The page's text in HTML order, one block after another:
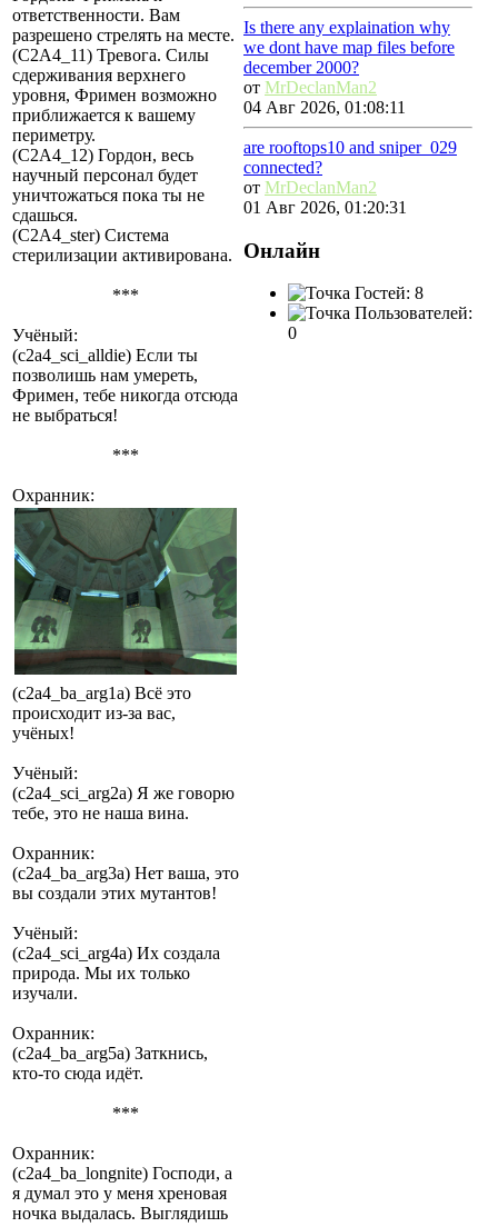
ответственности. Вам
разрешено стрелять на месте.
(C2A4_11) Тревога. Силы
сдерживания верхнего
уровня, Фримен возможно
приближается к вашему
периметру.
(C2A4_12) Гордон, весь
научный персонал будет
уничтожаться пока ты не
сдашься.
(C2A4_ster) Система
стерилизации активирована.
***
Учёный:
(c2a4_sci_alldie) Если ты
позволишь нам умереть,
Фримен, тебе никогда отсюда
не выбраться!
***
Охранник:
(c2a4_ba_arg1a) Всё это
происходит из-за вас,
учёных!
Учёный:
(c2a4_sci_arg2a) Я же говорю
тебе, это не наша вина.
Охранник:
(c2a4_ba_arg3a) Нет ваша, это
вы создали этих мутантов!
Учёный:
(c2a4_sci_arg4a) Их создала
природа. Мы их только
изучали.
Охранник:
(c2a4_ba_arg5a) Заткнись,
кто-то сюда идёт.
***
Охранник:
(c2a4_ba_longnite) Господи, а
я думал это у меня хреновая
ночка выдалась. Выглядишь
Is there any explaination why
we dont have map files before
december 2000?
от MrDeclanMan2
04 Авг 2026, 01:08:11
are rooftops10 and sniper_029
connected?
от MrDeclanMan2
01 Авг 2026, 01:20:31
Онлайн
Гостей: 8
Пользователей:
0